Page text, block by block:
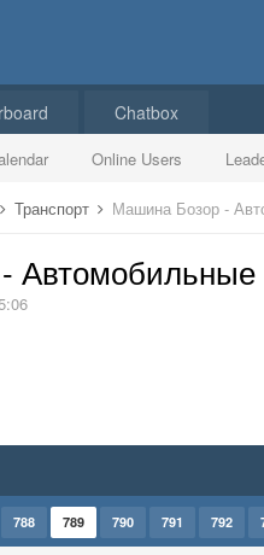
Online Users
Chatbox
Транспорт Машина Бозор -
788 789 790 791 792